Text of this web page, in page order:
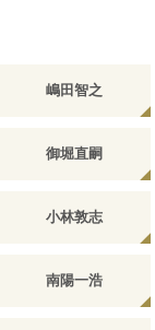
嶋田智之
御堀直嗣
小林敦志
南陽一浩